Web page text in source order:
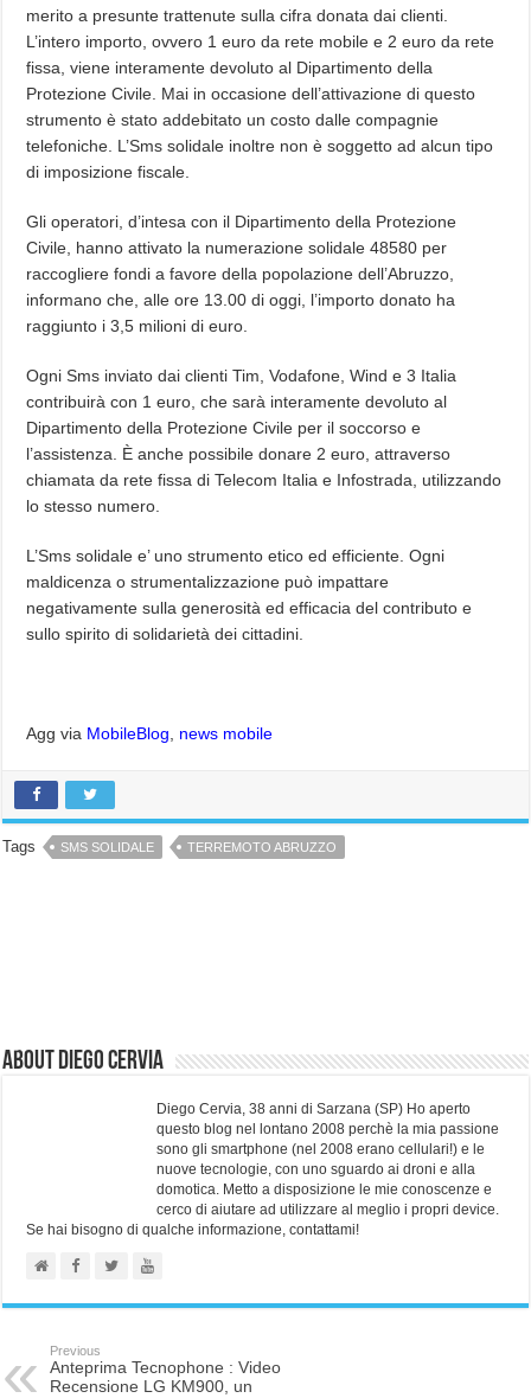
merito a presunte trattenute sulla cifra donata dai clienti.
L’intero importo, ovvero 1 euro da rete mobile e 2 euro da rete
fissa, viene interamente devoluto al Dipartimento della
Protezione Civile. Mai in occasione dell’attivazione di questo
strumento è stato addebitato un costo dalle compagnie
telefoniche. L’Sms solidale inoltre non è soggetto ad alcun tipo
di imposizione fiscale.
Gli operatori, d’intesa con il Dipartimento della Protezione
Civile, hanno attivato la numerazione solidale 48580 per
raccogliere fondi a favore della popolazione dell’Abruzzo,
informano che, alle ore 13.00 di oggi, l’importo donato ha
raggiunto i 3,5 milioni di euro.
Ogni Sms inviato dai clienti Tim, Vodafone, Wind e 3 Italia
contribuirà con 1 euro, che sarà interamente devoluto al
Dipartimento della Protezione Civile per il soccorso e
l’assistenza. È anche possibile donare 2 euro, attraverso
chiamata da rete fissa di Telecom Italia e Infostrada, utilizzando
lo stesso numero.
L’Sms solidale e’ uno strumento etico ed efficiente. Ogni
maldicenza o strumentalizzazione può impattare
negativamente sulla generosità ed efficacia del contributo e
sullo spirito di solidarietà dei cittadini.
Agg via MobileBlog news mobile
Tags SMS SOLIDALE TERREMOTO ABRUZZO
About Diego Cervia
Diego Cervia, 38 anni di Sarzana (SP) Ho aperto
questo blog nel lontano 2008 perchè la mia passione
sono gli smartphone (nel 2008 erano cellulari!) e le
nuove tecnologie, con uno sguardo ai droni e alla
domotica. Metto a disposizione le mie conoscenze e
cerco di aiutare ad utilizzare al meglio i propri device.
Se hai bisogno di qualche informazione, contattami!
Previous
Anteprima Tecnophone : Video
Recensione LG KM900, un